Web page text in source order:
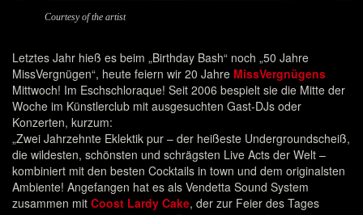
Courtesy of the artist
Letztes Jahr hieß es beim „Birthday Bash“ noch „50 Jahre
MissVergnügen“, heute feiern wir 20 Jahre MissVergnügens
Mittwoch! Im Eschschloraque! Seit 2006 bespielt sie die Mitte der
Woche im Künstlerclub mit ausgesuchten Gast-DJs oder
Konzerten, kurzum:
„Zwei Jahrzehnte Eklektik pur – der heißeste Undergroundscheiß,
die wildesten, schönsten und schrägsten Live Acts der Welt ­–
kombiniert mit den besten Cocktails in town und dem originalsten
Ambiente! Angefangen hat es als Vendetta Sound System
zusammen mit Coost Lardy Cake, der zur Feier des Tages